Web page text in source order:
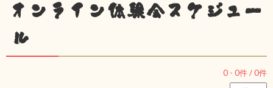
オンライン体験会スケジュー
ル
0 - 0件 /0件